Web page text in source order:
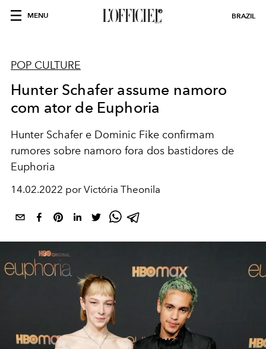
MENU BRAZIL
POP CULTURE
Hunter Schafer assume namoro
com ator de Euphoria
Hunter Schafer e Dominic Fike confirmam
rumores sobre namoro fora dos bastidores de
Euphoria
14.02.2022 por Victória Theonila